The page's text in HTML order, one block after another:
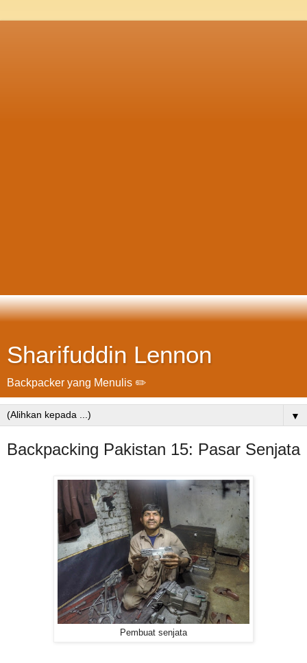
Sharifuddin Lennon
Backpacker yang Menulis ✏️
▼
Backpacking Pakistan 15: Pasar Senjata
Pembuat senjata